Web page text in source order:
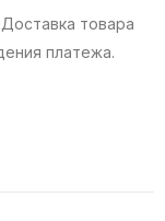
Доставка товара
платежа.